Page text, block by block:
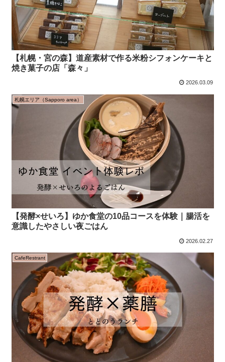
【札幌・宮の森】道産素材で作る米粉シフォンケーキと
焼き菓子の店「森々」
2026.03.09
札幌エリア（Sapporo area）
【発酵×せいろ】ゆか食堂の10品コースを体験｜腸活を
意識したやさしい夜ごはん
2026.02.27
CafeRestrant